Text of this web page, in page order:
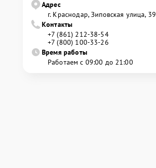
Адрес
г. Краснодар, Зиповская улица, 39
Контакты
+7 (861) 212-38-54
+7 (800) 100-33-26
Время работы
Работаем с 09:00 до 21:00